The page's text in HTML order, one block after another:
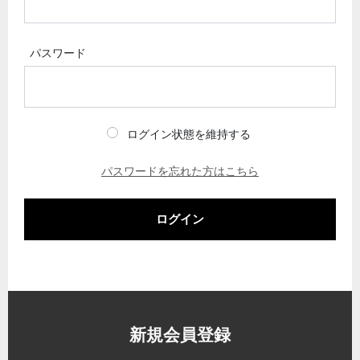
パスワード
ログイン状態を維持する
パスワードを忘れた方はこちら
ログイン
新規会員登録